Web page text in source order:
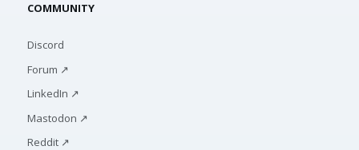
COMMUNITY
Discord
Forum ↗
LinkedIn ↗
Mastodon ↗
Reddit ↗